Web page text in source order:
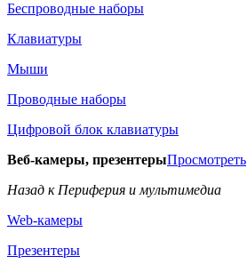
Беспроводные наборы
Клавиатуры
Мыши
Проводные наборы
Цифровой блок клавиатуры
Веб-камеры, презентерыПросмотреть
Назад к Периферия и мультимедиа
Web-камеры
Презентеры